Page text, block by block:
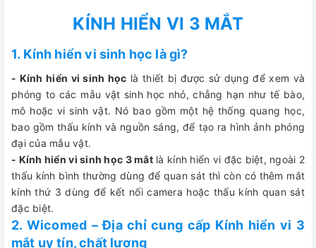
KÍNH HIỂN VI 3 MẮT
1. Kính hiển vi sinh học là gì?
- Kính hiển vi sinh học là thiết bị được sử dụng để xem và
phóng to các mẫu vật sinh học nhỏ, chẳng hạn như tế bào,
mô hoặc vi sinh vật. Nó bao gồm một hệ thống quang học,
bao gồm thấu kính và nguồn sáng, để tạo ra hình ảnh phóng
đại của mẫu vật.
- Kính hiển vi sinh học 3 mắtlà kính hiển vi đặc biệt, ngoài 2
thấu kính bình thường dùng để quan sát thì còn có thêm mắt
kính thứ 3 dùng để kết nối camera hoặc thấu kính quan sát
đặc biệt.
2. Wicomed – Địa chỉ cung cấp Kính hiển vi 3
mắt uy tín, chất lượng